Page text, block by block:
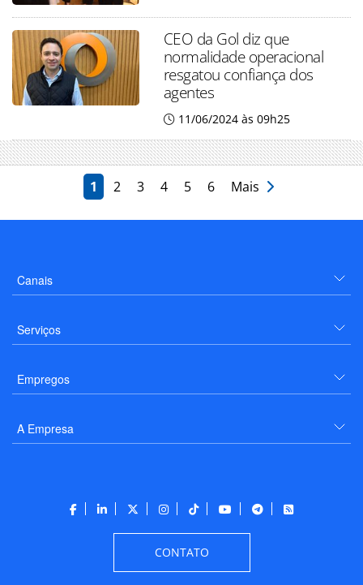
CEO da Gol diz que
normalidade operacional
resgatou confiança dos
agentes
11/06/2024 às 09h25
1 2 3 4 5 6 Mais
Canais
Serviços
Empregos
A Empresa
CONTATO